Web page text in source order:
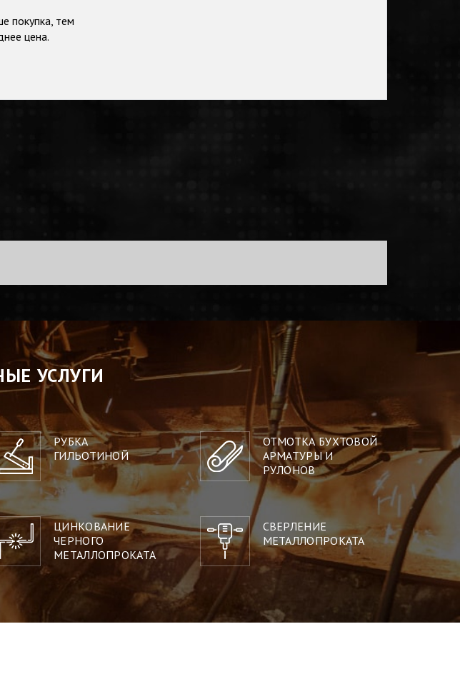
покупка, тем
цена.
УСЛУГИ
РУБКА
ГИЛЬОТИНОЙ
ОТМОТКА БУХТОВОЙ
АРМАТУРЫ И
РУЛОНОВ
ЦИНКОВАНИЕ
ЧЕРНОГО
МЕТАЛЛОПРОКАТА
СВЕРЛЕНИЕ
МЕТАЛЛОПРОКАТА